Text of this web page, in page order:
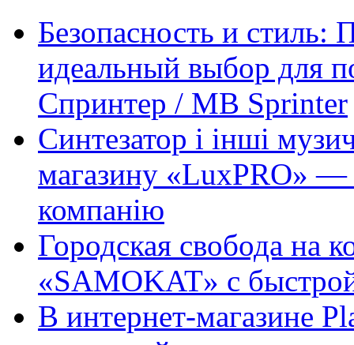
Безопасность и
идеальный выбор для
Спринтер / MB Sprinter
Синтезатор і інші
магазину «LuxPRO» —
компанію
Городская свобода на
«SAMOKAT» с
В интернет-магазине